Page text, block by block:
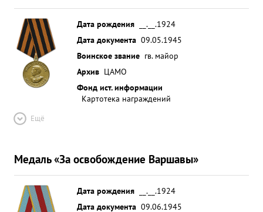
Дата рождения
__.__.1924
Дата документа 09.05.1945
Воинское звание гв. майор
Архив ЦАМО
Фонд ист. информации
Картотека награждений
Ещё
Медаль «За освобождение Варшавы»
Дата рождения
__.__.1924
Дата документа 09.06.1945